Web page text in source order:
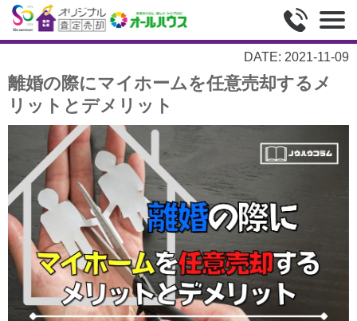
DATE: 2021-11-09
離婚の際にマイホームを任意売却するメ
リットとデメリット